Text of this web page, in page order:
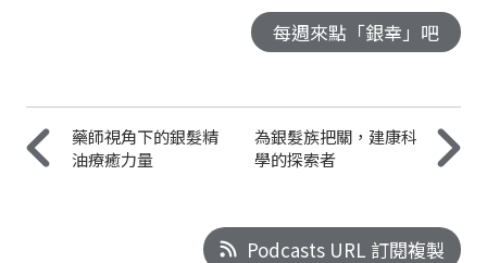
每週來點「銀幸」吧
藥師視角下的銀髮精
油療癒力量
為銀髮族把關，建康科
學的探索者
Podcasts URL 訂閱複製